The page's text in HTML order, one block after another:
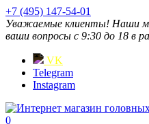
+7 (495) 147-54-01
Уважаемые клиенты! Наши
ваши вопросы с 9:30 до 18 в
VK
Telegram
Instagram
0